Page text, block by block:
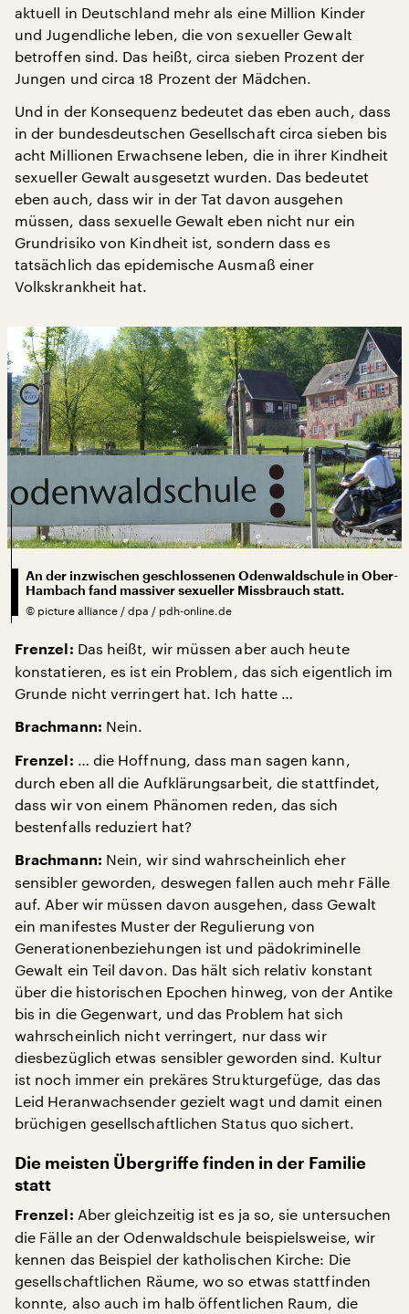
aktuell in Deutschland mehr als eine Million Kinder
und Jugendliche leben, die von sexueller Gewalt
betroffen sind. Das heißt, circa sieben Prozent der
Jungen und circa 18 Prozent der Mädchen.
Und in der Konsequenz bedeutet das eben auch, dass
in der bundesdeutschen Gesellschaft circa sieben bis
acht Millionen Erwachsene leben, die in ihrer Kindheit
sexueller Gewalt ausgesetzt wurden. Das bedeutet
eben auch, dass wir in der Tat davon ausgehen
müssen, dass sexuelle Gewalt eben nicht nur ein
Grundrisiko von Kindheit ist, sondern dass es
tatsächlich das epidemische Ausmaß einer
Volkskrankheit hat.
An der inzwischen geschlossenen Odenwaldschule in Ober-
Hambach fand massiver sexueller Missbrauch statt.
© picture alliance / dpa / pdh-online.de
Frenzel: Das heißt, wir müssen aber auch heute
konstatieren, es ist ein Problem, das sich eigentlich im
Grunde nicht verringert hat. Ich hatte …
Brachmann: Nein.
Frenzel: … die Hoffnung, dass man sagen kann,
durch eben all die Aufklärungsarbeit, die stattfindet,
dass wir von einem Phänomen reden, das sich
bestenfalls reduziert hat?
Brachmann: Nein, wir sind wahrscheinlich eher
sensibler geworden, deswegen fallen auch mehr Fälle
auf. Aber wir müssen davon ausgehen, dass Gewalt
ein manifestes Muster der Regulierung von
Generationenbeziehungen ist und pädokriminelle
Gewalt ein Teil davon. Das hält sich relativ konstant
über die historischen Epochen hinweg, von der Antike
bis in die Gegenwart, und das Problem hat sich
wahrscheinlich nicht verringert, nur dass wir
diesbezüglich etwas sensibler geworden sind. Kultur
ist noch immer ein prekäres Strukturgefüge, das das
Leid Heranwachsender gezielt wagt und damit einen
brüchigen gesellschaftlichen Status quo sichert.
Die meisten Übergriffe finden in der Familie
statt
Frenzel: Aber gleichzeitig ist es ja so, sie untersuchen
die Fälle an der Odenwaldschule beispielsweise, wir
kennen das Beispiel der katholischen Kirche: Die
gesellschaftlichen Räume, wo so etwas stattfinden
konnte, also auch im halb öffentlichen Raum, die